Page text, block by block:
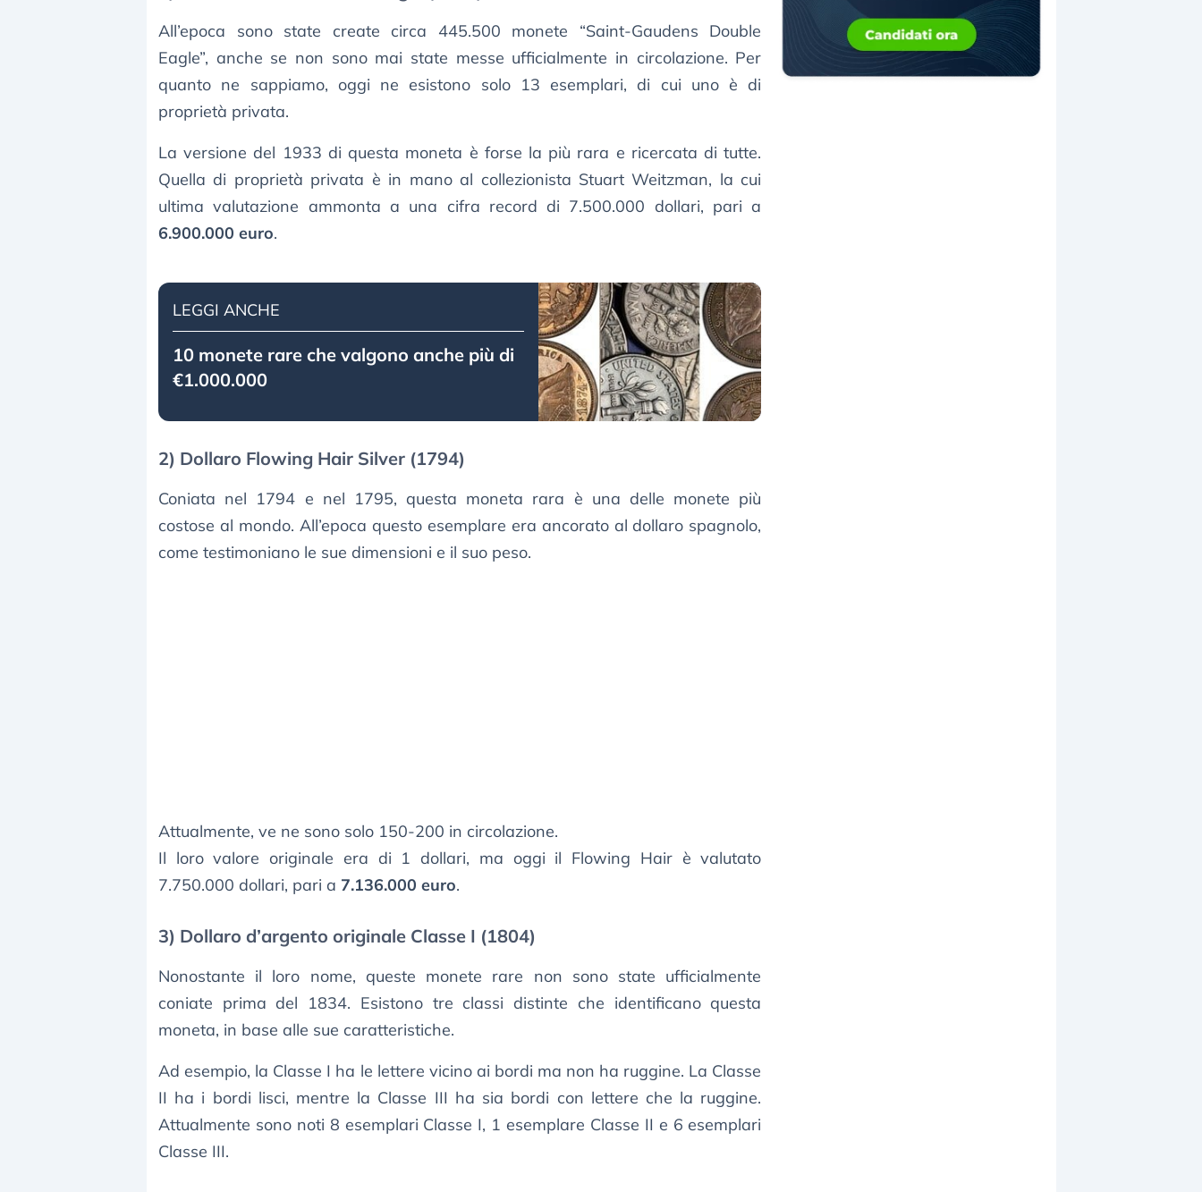
All’epoca sono state create circa 445.500 monete “Saint-Gaudens Double
Eagle”, anche se non sono mai state messe ufficialmente in circolazione. Per
quanto ne sappiamo, oggi ne esistono solo 13 esemplari, di cui uno è di
proprietà privata.
La versione del 1933 di questa moneta è forse la più rara e ricercata di tutte.
Quella di proprietà privata è in mano al collezionista Stuart Weitzman, la cui
ultima valutazione ammonta a una cifra record di 7.500.000 dollari, pari a
6.900.000 euro.
LEGGI ANCHE
10 monete rare che valgono anche più di
€1.000.000
2) Dollaro Flowing Hair Silver (1794)
Coniata nel 1794 e nel 1795, questa moneta rara è una delle monete più
costose al mondo. All’epoca questo esemplare era ancorato al dollaro spagnolo,
come testimoniano le sue dimensioni e il suo peso.
Attualmente, ve ne sono solo 150-200 in circolazione.
Il loro valore originale era di 1 dollari, ma oggi il Flowing Hair è valutato
7.750.000 dollari, pari a 7.136.000 euro.
3) Dollaro d’argento originale Classe I (1804)
Nonostante il loro nome, queste monete rare non sono state ufficialmente
coniate prima del 1834. Esistono tre classi distinte che identificano questa
moneta, in base alle sue caratteristiche.
Ad esempio, la Classe I ha le lettere vicino ai bordi ma non ha ruggine. La Classe
II ha i bordi lisci, mentre la Classe III ha sia bordi con lettere che la ruggine.
Attualmente sono noti 8 esemplari Classe I, 1 esemplare Classe II e 6 esemplari
Classe III.